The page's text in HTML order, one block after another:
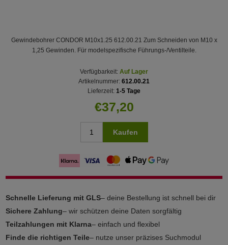
Gewindebohrer CONDOR M10x1.25 612.00.21 Zum Schneiden von M10 x
1,25 Gewinden. Für modelspezifische Führungs-/Ventilteile.
Verfügbarkeit: Auf Lager
Artikelnummer: 612.00.21
Lieferzeit: 1-5 Tage
€37,20
Kaufen
Schnelle Lieferung mit GLS– deine Bestellung ist schnell bei dir
Sichere Zahlung– wir schützen deine Daten sorgfältig
Teilzahlungen mit Klarna– einfach und flexibel
Finde die richtigen Teile– nutze unser präzises Suchmodul